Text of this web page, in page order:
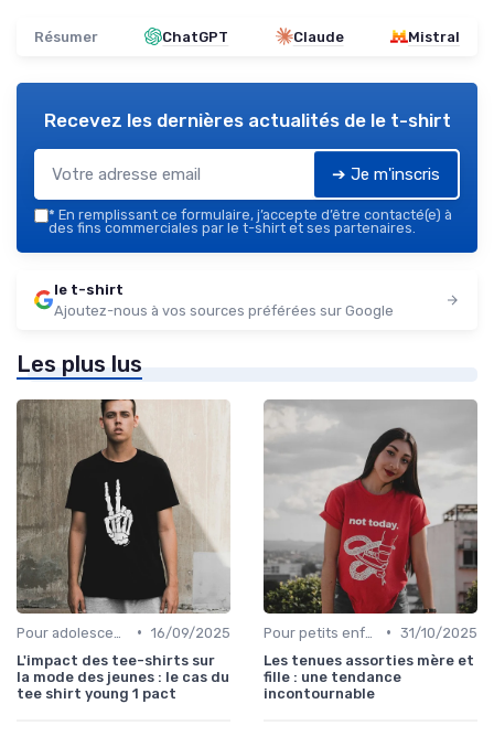
Résumer ChatGPT Claude Mistral
Recevez les dernières actualités de le t-shirt
➔ Je m'inscris
* En remplissant ce formulaire, j’accepte d’être contacté(e) à
des fins commerciales par le t-shirt et ses partenaires.
le t-shirt
Ajoutez-nous à vos sources préférées sur Google
Les plus lus
• 16/09/2025
L'impact des tee-shirts sur
la mode des jeunes : le cas du
tee shirt young 1 pact
• 31/10/2025
Les tenues assorties mère et
fille : une tendance
incontournable